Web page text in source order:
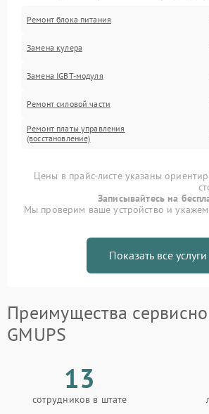
Ремонт блока питания
Замена кулера
Замена IGBT-модуля
Ремонт силовой части
Ремонт платы управления
(восстановление)
Цены в прайс-листе указаны
Записывайтесь на
Мы проверим ваше устройство и укажем
Показать все услуги
Преимущества
GMUPS
13
сотрудников в штате